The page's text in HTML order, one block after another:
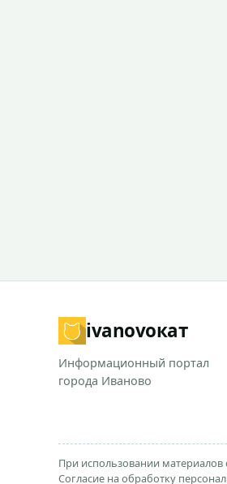
ivanovoкат
Информационный портал
города Иваново
При использовании материалов
Согласие на обработку